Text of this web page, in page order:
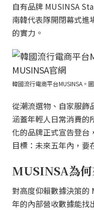
自有品牌 MUSINSA
南韓代表隊開閉幕式進
的實力。
韓國流行電商平台MUSINSA。
從潮流選物、自家服飾
涵蓋年輕人日常消費的
化的品牌正式宣告登台
目標：未來五年內，要
MUSINSA為何
對高度仰賴數據決策的
年的內部營收數據能找